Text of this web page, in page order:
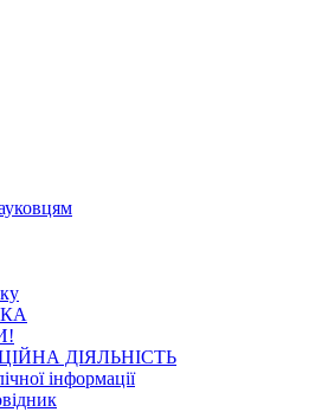
ДІЯЛЬНІСТЬ
інформації